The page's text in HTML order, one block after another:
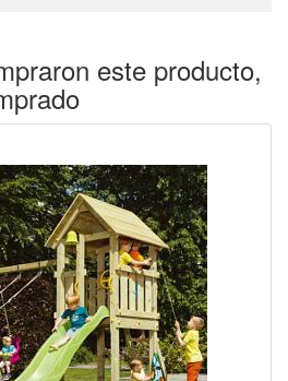
este producto,